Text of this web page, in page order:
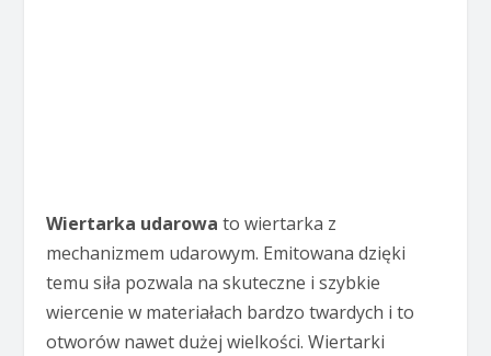
Wiertarka udarowa to wiertarka z
mechanizmem udarowym. Emitowana dzięki
temu siła pozwala na skuteczne i szybkie
wiercenie w materiałach bardzo twardych i to
otworów nawet dużej wielkości. Wiertarki